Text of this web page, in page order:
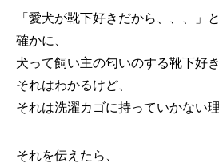
「愛犬が靴下好きだから、、、」と
確かに、
犬って飼い主の匂いのする靴下好
それはわかるけど、
それは洗濯カゴに持っていかない
それを伝えたら、